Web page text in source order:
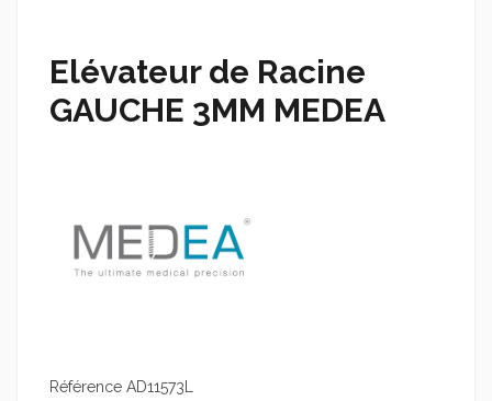
Elévateur de Racine
GAUCHE 3MM MEDEA
Référence AD11573L